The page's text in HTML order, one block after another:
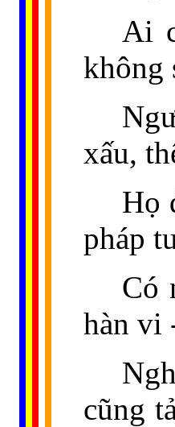
Ai
không
xấu,
Họ
pháp
Có
hàn vi
cũng